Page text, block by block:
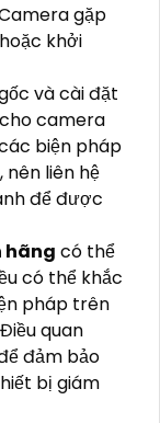
gặp
khởi
và cài đặt
camera
biện pháp
liên hệ
để được
hãng có thể
có thể khắc
pháp trên
quan
đảm bảo
bị giám